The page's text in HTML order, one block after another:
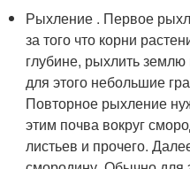
Рыхление . Первое
за того что корни
глубине, рыхлить землю
для этого небольшие
Повторное рыхление
этим почва вокруг
листьев и прочего.